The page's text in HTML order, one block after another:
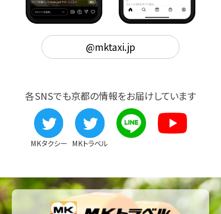
@mktaxi.jp
各SNSでも京都の情報をお届けしています
MKタクシー MKトラベル